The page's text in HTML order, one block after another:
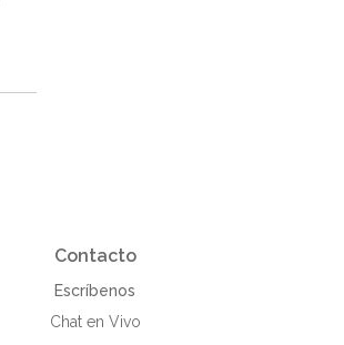
Contacto
Escríbenos
Chat en Vivo